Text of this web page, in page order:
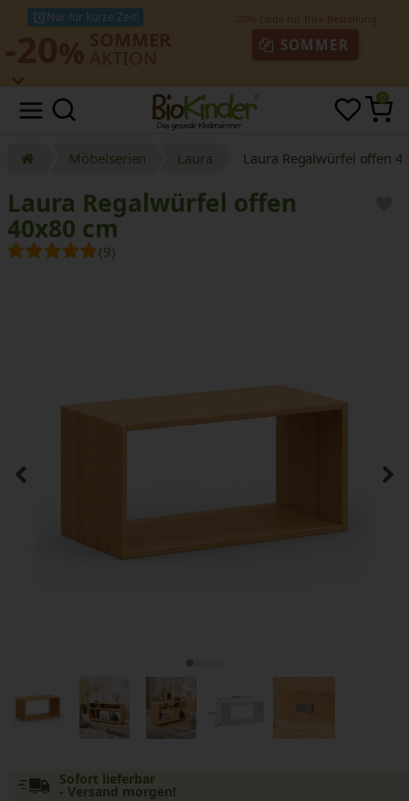
Nur für kurze Zeit!
SOMMER
0
Möbelserien Laura Laura Regalwürfel offen
Laura Regalwürfel offen
40x80 cm
(9)
Sofort lieferbar
- Versand morgen!